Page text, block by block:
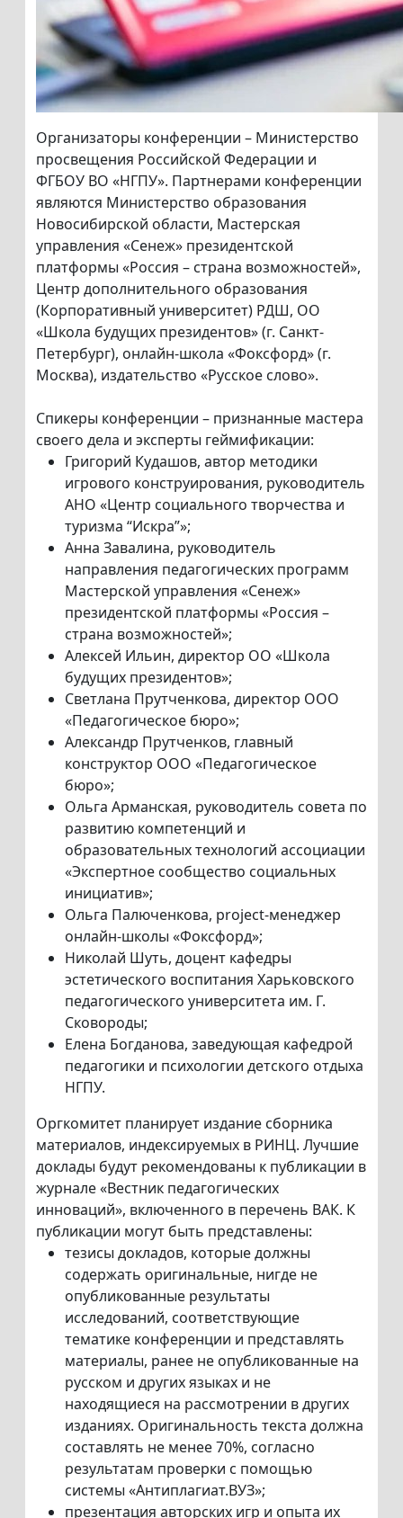
Организаторы конференции – Министерство
просвещения Российской Федерации и
ФГБОУ ВО «НГПУ». Партнерами конференции
являются Министерство образования
Новосибирской области, Мастерская
управления «Сенеж» президентской
платформы «Россия – страна возможностей»,
Центр дополнительного образования
(Корпоративный университет) РДШ, ОО
«Школа будущих президентов» (г. Санкт-
Петербург), онлайн-школа «Фоксфорд» (г.
Москва), издательство «Русское слово».
Спикеры конференции – признанные мастера
своего дела и эксперты геймификации:
Григорий Кудашов, автор методики
игрового конструирования, руководитель
АНО «Центр социального творчества и
туризма “Искра”»;
Анна Завалина, руководитель
направления педагогических программ
Мастерской управления «Сенеж»
президентской платформы «Россия –
страна возможностей»;
Алексей Ильин, директор ОО «Школа
будущих президентов»;
Светлана Прутченкова, директор ООО
«Педагогическое бюро»;
Александр Прутченков, главный
конструктор ООО «Педагогическое
бюро»;
Ольга Арманская, руководитель совета по
развитию компетенций и
образовательных технологий ассоциации
«Экспертное сообщество социальных
инициатив»;
Ольга Палюченкова, project-менеджер
онлайн-школы «Фоксфорд»;
Николай Шуть, доцент кафедры
эстетического воспитания Харьковского
педагогического университета им. Г.
Сковороды;
Елена Богданова, заведующая кафедрой
педагогики и психологии детского отдыха
НГПУ.
Оргкомитет планирует издание сборника
материалов, индексируемых в РИНЦ. Лучшие
доклады будут рекомендованы к публикации в
журнале «Вестник педагогических
инноваций», включенного в перечень ВАК. К
публикации могут быть представлены:
тезисы докладов, которые должны
содержать оригинальные, нигде не
опубликованные результаты
исследований, соответствующие
тематике конференции и представлять
материалы, ранее не опубликованные на
русском и других языках и не
находящиеся на рассмотрении в других
изданиях. Оригинальность текста должна
составлять не менее 70%, согласно
результатам проверки с помощью
системы «Антиплагиат.ВУЗ»;
презентация авторских игр и опыта их